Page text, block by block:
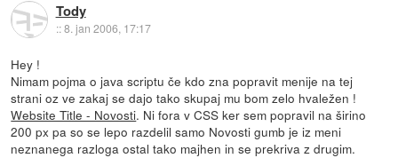
Tody
::8. jan 2006, 17:17
Hey !
Nimam pojma o java scriptu če kdo zna popravit menije na tej
strani oz ve zakaj se dajo tako skupaj mu bom zelo hvaležen !
Website Title - Novosti. Ni fora v CSS ker sem popravil na širino
200 px pa so se lepo razdelil samo Novosti gumb je iz meni
neznanega razloga ostal tako majhen in se prekriva z drugim.